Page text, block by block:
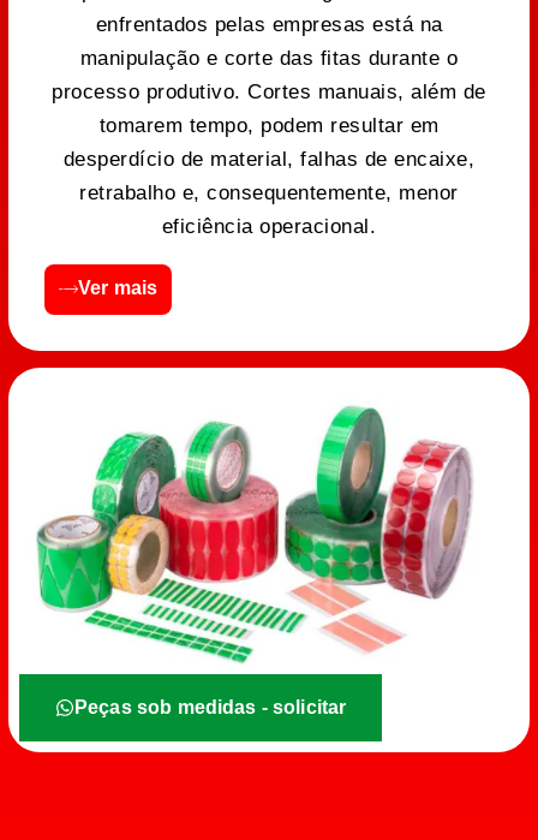
enfrentados pelas empresas está na
manipulação e corte das fitas durante o
processo produtivo. Cortes manuais, além de
tomarem tempo, podem resultar em
desperdício de material, falhas de encaixe,
retrabalho e, consequentemente, menor
eficiência operacional.
Ver mais
Peças sob medidas - solicitar